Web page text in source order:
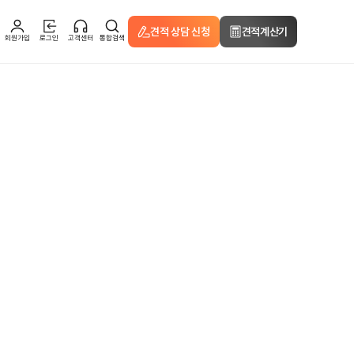
회원가입 로그인 고객센터 통합검색 견적 상담 신청 견적계산기